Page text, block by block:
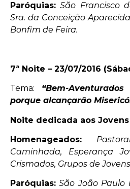
Paróquias: São Francisco
Sra. da Conceição
Bonfim de Feira.
7ª Noite – 23/07/2016
Tema: “Bem-
porque alcançarão
Noite dedicada aos Jovens
Homenageados:
Caminhada, Esperança
Crismados, Grupos de
Paróquias: São João Paulo